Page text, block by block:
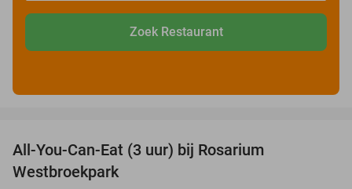
Zoek Restaurant
All-You-Can-Eat (3 uur) bij Rosarium
Westbroekpark